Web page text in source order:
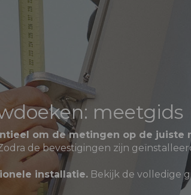
meetgids
om de metingen op de juiste
de bevestigingen zijn
installatie. Bekijk de volledige